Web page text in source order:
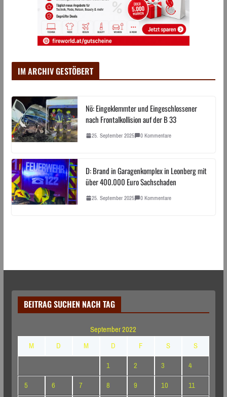
IM ARCHIV GESTÖBERT
Nö: Eingeklemmter und Eingeschlossener
nach Frontalkollision auf der B 33
25. September 2025 0 Kommentare
D: Brand in Garagenkomplex in Leonberg mit
über 400.000 Euro Sachschaden
25. September 2025 0 Kommentare
BEITRAG SUCHEN NACH TAG
September 2022
M
D M D F S
S
1
2 3
4
5
6 7 8 9 10
11